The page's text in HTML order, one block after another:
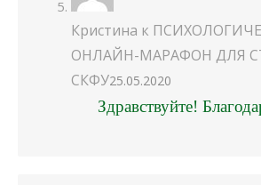
Кристина к
ОНЛАЙН-МАРАФОН ДЛЯ
СКФУ25.05.2020
Здравствуйте!